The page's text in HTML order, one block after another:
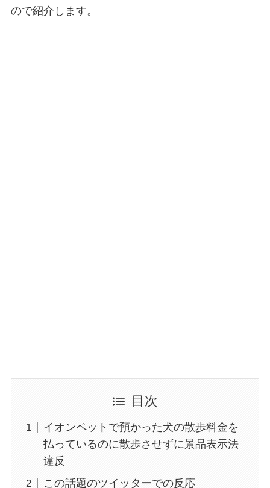
ので紹介します。
目次
イオンペットで預かった犬の散歩料金を
払っているのに散歩させずに景品表示法
違反
この話題のツイッターでの反応